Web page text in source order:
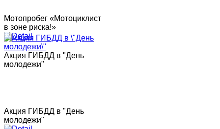
Мотопробег «Мотоциклист
в зоне риска!»
Акция ГИБДД в "День
молодежи"
Акция ГИБДД в "День
молодежи"